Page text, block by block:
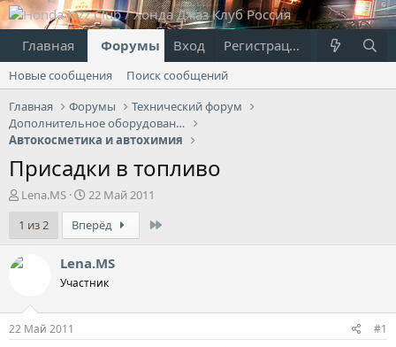
Главная Форумы Что нового?
Вход Регистрация
Новые сообщения
Поиск сообщений
Главная
Форумы
Технический форум
Дополнительное оборудование
Автокосметика и автохимия
Присадки в топливо
А
т
о
р
т
ы
Lena.MS
Д
а
т
а
н
а
ч
22 Май 2011
1 из 2
Вперёд
Lena.MS
Участник
22 Май 2011 #1